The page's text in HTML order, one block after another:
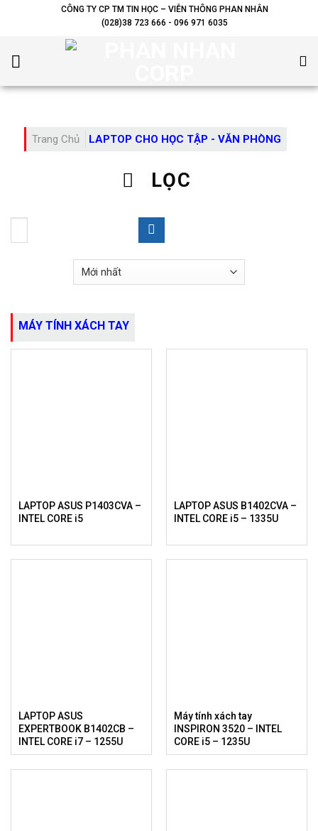
CÔNG TY CP TM TIN HỌC – VIỄN THÔNG PHAN NHÂN
(028)38 723 666 - 096 971 6035
Trang Chủ LAPTOP CHO HỌC TẬP - VĂN PHÒNG
LỌC
MÁY TÍNH XÁCH TAY
LAPTOP ASUS P1403CVA –
INTEL CORE i5
LAPTOP ASUS B1402CVA –
INTEL CORE i5 – 1335U
LAPTOP ASUS
EXPERTBOOK B1402CB –
INTEL CORE i7 – 1255U
Máy tính xách tay
INSPIRON 3520 – INTEL
CORE i5 – 1235U